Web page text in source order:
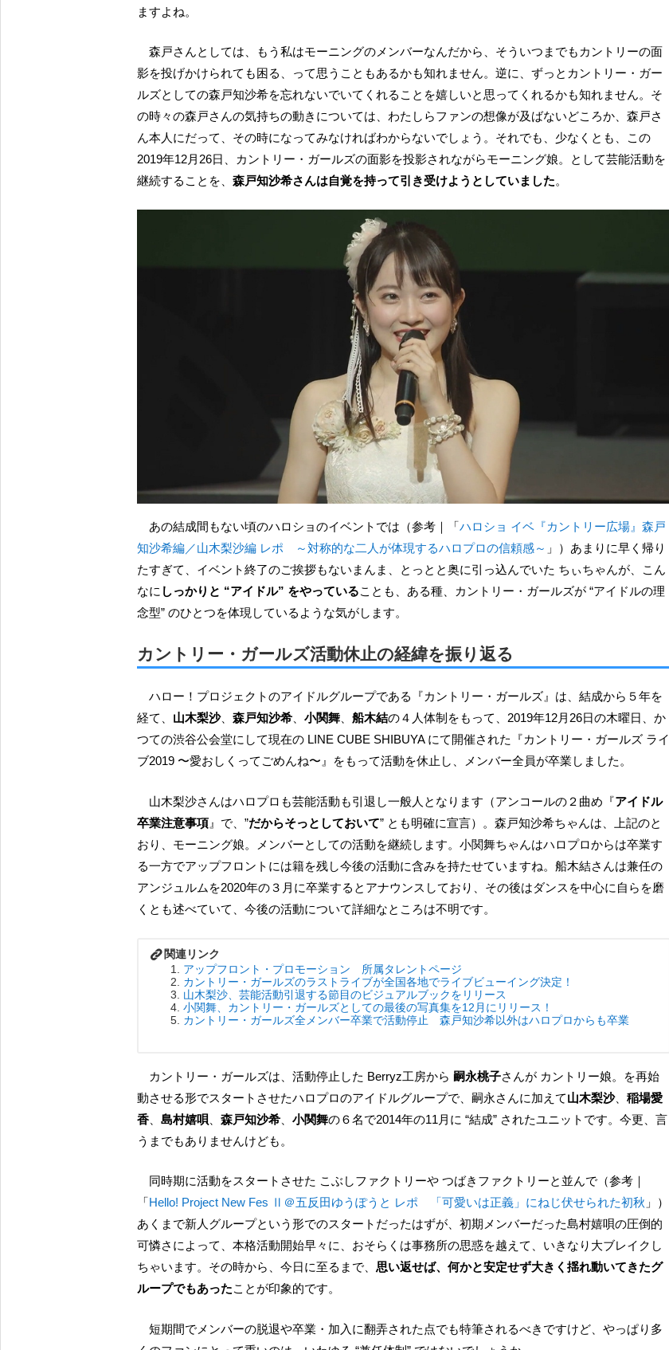
ますよね。
森戸さんとしては、もう私はモーニングのメンバーなんだから、そういつまでもカントリーの面
影を投げかけられても困る、って思うこともあるかも知れません。逆に、ずっとカントリー・ガー
ルズとしての森戸知沙希を忘れないでいてくれることを嬉しいと思ってくれるかも知れません。そ
の時々の森戸さんの気持ちの動きについては、わたしらファンの想像が及ばないどころか、森戸さ
ん本人にだって、その時になってみなければわからないでしょう。それでも、少なくとも、この
2019年12月26日、カントリー・ガールズの面影を投影されながらモーニング娘。として芸能活動を
継続することを、 森戸知沙希さんは自覚を持って引き受けようとしていました。
あの結成間もない頃のハロショのイベントでは（参考｜「ハロショ イベ『カントリー広場』森戸
知沙希編／山木梨沙編 レポ ～対称的な二人が体現するハロプロの信頼感～ 」）あまりに早く帰り
たすぎて、イベント終了のご挨拶もないまんま、とっとと奥に引っ込んでいた ちぃちゃんが、こん
なに しっかりと “アイドル” をやっていることも、ある種、カントリー・ガールズが “アイドルの理
念型” のひとつを体現しているような気がします。
カントリー・ガールズ活動休止の経緯を振り返る
ハロー！プロジェクトのアイドルグループである『カントリー・ガールズ』は、結成から５年を
経て、 山木梨沙、 森戸知沙希、 小関舞、 船木結の４人体制をもって、2019年12月26日の木曜日、か
つての渋谷公会堂にして現在の LINE CUBE SHIBUYA にて開催された『カントリー・ガールズ ライ
ブ2019 〜愛おしくってごめんね〜』をもって活動を休止し、メンバー全員が卒業しました。
山木梨沙さんはハロプロも芸能活動も引退し一般人となります（アンコールの２曲め『アイドル
卒業注意事項 』で、”だからそっとしておいて” とも明確に宣言）。森戸知沙希ちゃんは、上記のと
おり、モーニング娘。メンバーとしての活動を継続します。小関舞ちゃんはハロプロからは卒業す
る一方でアップフロントには籍を残し今後の活動に含みを持たせていますね。船木結さんは兼任の
アンジュルムを2020年の３月に卒業するとアナウンスしており、その後はダンスを中心に自らを磨
くとも述べていて、今後の活動について詳細なところは不明です。
アップフロント・プロモーション 所属タレントページ
カントリー・ガールズのラストライブが全国各地でライブビューイング決定！
山木梨沙、芸能活動引退する節目のビジュアルブックをリリース
小関舞、カントリー・ガールズとしての最後の写真集を12月にリリース！
カントリー・ガールズ全メンバー卒業で活動停止 森戸知沙希以外はハロプロからも卒業
カントリー・ガールズは、活動停止した Berryz工房から嗣永桃子さんが カントリー娘。を再始
動させる形でスタートさせたハロプロのアイドルグループで、嗣永さんに加えて山木梨沙、 稲場愛
香
島村嬉唄 森戸知沙希 小関舞の６名で2014年の11月に “結成” されたユニットです。今更、言
うまでもありませんけども。
同時期に活動をスタートさせた こぶしファクトリーや つばきファクトリーと並んで（参考｜
「 Hello! Project New Fes Ⅱ＠五反田ゆうぽうと レポ 「可愛いは正義」にねじ伏せられた初秋 」）
あくまで新人グループという形でのスタートだったはずが、初期メンバーだった島村嬉唄の圧倒的
可憐さによって、本格活動開始早々に、おそらくは事務所の思惑を越えて、いきなり大ブレイクし
ちゃいます。その時から、今日に至るまで、 思い返せば、何かと安定せず大きく揺れ動いてきたグ
ループでもあったことが印象的です。
短期間でメンバーの脱退や卒業・加入に翻弄された点でも特筆されるべきですけど、やっぱり多